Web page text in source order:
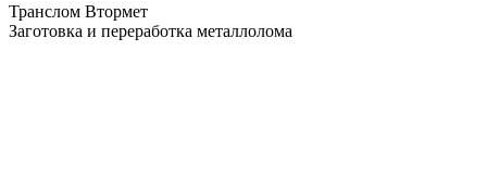
Транслом Втормет
Заготовка и переработка металлолома